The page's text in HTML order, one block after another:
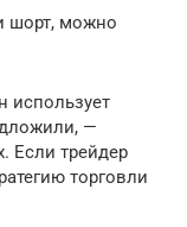
шорт, можно
использует
—
Если трейдер
торговли